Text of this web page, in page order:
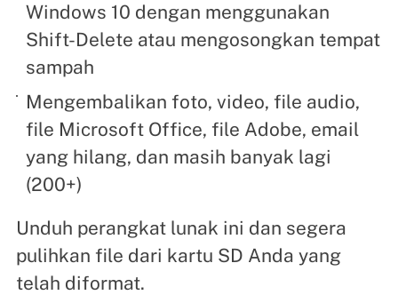
Windows 10 dengan menggunakan
Shift-Delete atau mengosongkan tempat
sampah
Mengembalikan foto, video, file audio,
file Microsoft Office, file Adobe, email
yang hilang, dan masih banyak lagi
(200+)
Unduh perangkat lunak ini dan segera
pulihkan file dari kartu SD Anda yang
telah diformat.